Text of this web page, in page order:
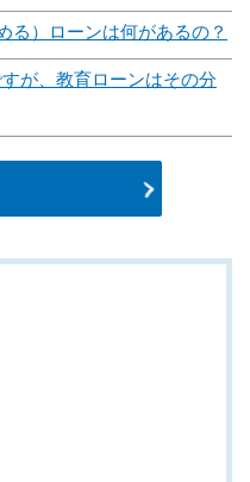
る）ローンは何があるの？
が、教育ローンはその分